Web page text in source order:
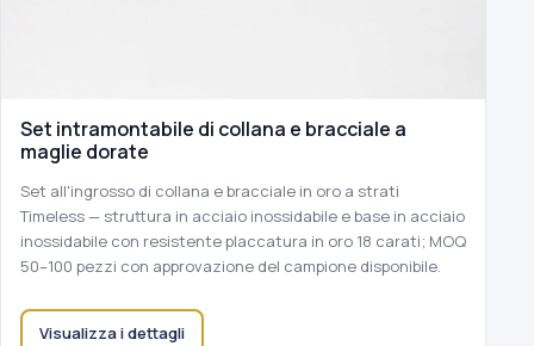
Set intramontabile di collana e bracciale a
maglie dorate
Set all'ingrosso di collana e bracciale in oro a strati
Timeless — struttura in acciaio inossidabile e base in acciaio
inossidabile con resistente placcatura in oro 18 carati; MOQ
50–100 pezzi con approvazione del campione disponibile.
Visualizza i dettagli